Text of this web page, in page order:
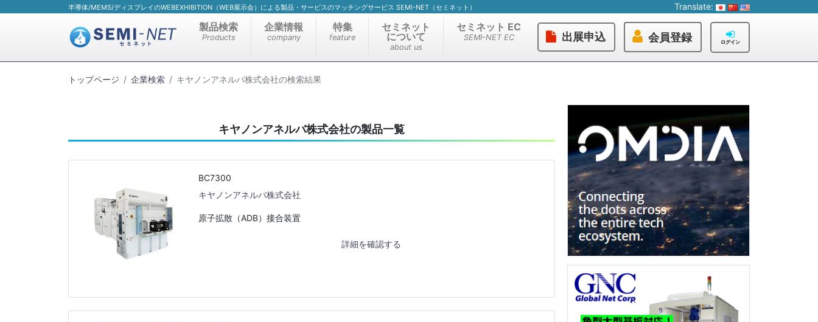
半導体/MEMS/ディスプレイのWEBEXHIBITION（WEB展示会）による製品・サービスのマッチングサービス SEMI-NET（セミネット） Translate:
製品検索
Products
企業情報
company
特集
feature
セミネット
について
about us
セミネット EC
SEMI-NET EC 出展申込 会員登録 ログイン
トップページ 企業検索 キヤノンアネルバ株式会社の検索結果
キヤノンアネルバ株式会社の製品一覧
BC7300
キヤノンアネルバ株式会社
原子拡散（ADB）接合装置
詳細を確認する